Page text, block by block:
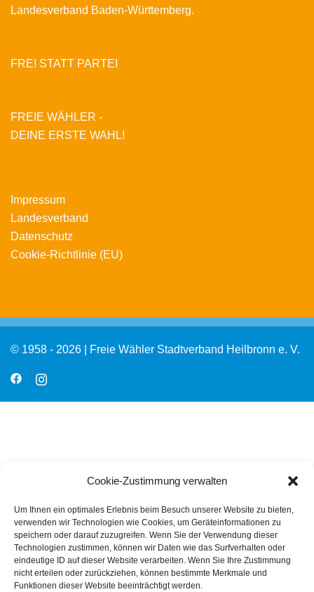
Cookie-Zustimmung verwalten
Um Ihnen ein optimales Erlebnis beim Besuch unserer Website zu bieten,
verwenden wir Technologien wie Cookies, um Geräteinformationen zu
speichern oder darauf zuzugreifen. Wenn Sie der Verwendung dieser
Technologien zustimmen, können wir Daten wie das Surfverhalten oder
eindeutige ID auf dieser Website verarbeiten. Wenn Sie Ihre Zustimmung
nicht erteilen oder zurückziehen, können bestimmte Merkmale und
Funktionen dieser Website beeinträchtigt werden.
Landesverband Baden-Württemberg.
FRE! STATT PARTEI
FREIE WÄHLER -
DEINE ERSTE WAHL!
Impressum
Landesverband
Datenschutz
Cookie-Richtlinie (EU)
© 1958 - 2026 | Freie Wähler Stadtverband Heilbronn e. V.